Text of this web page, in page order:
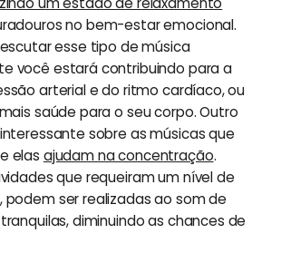
no bem-estar emocional.
esse tipo de música
você estará contribuindo para a
arterial e do ritmo cardíaco, ou
saúde para o seu corpo. Outro
sobre as músicas que
elas ajudam na concentração.
que requeiram um nível de
ser realizadas ao som de
diminuindo as chances de